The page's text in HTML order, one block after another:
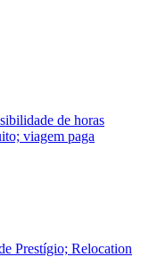
de horas
viagem paga
Prestígio; Relocation